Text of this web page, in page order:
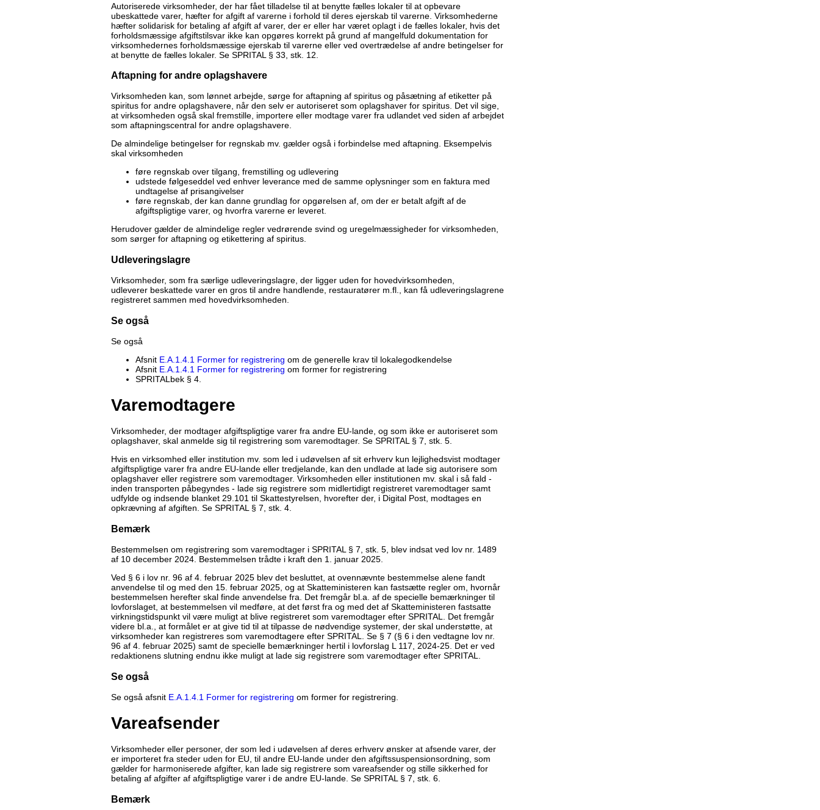
Autoriserede virksomheder, der har fået tilladelse til at benytte fælles lokaler til at opbevare
ubeskattede varer, hæfter for afgift af varerne i forhold til deres ejerskab til varerne. Virksomhederne
hæfter solidarisk for betaling af afgift af varer, der er eller har været oplagt i de fælles lokaler, hvis det
forholdsmæssige afgiftstilsvar ikke kan opgøres korrekt på grund af mangelfuld dokumentation for
virksomhedernes forholdsmæssige ejerskab til varerne eller ved overtrædelse af andre betingelser for
at benytte de fælles lokaler. Se SPRITAL § 33, stk. 12.
Aftapning for andre oplagshavere
Virksomheden kan, som lønnet arbejde, sørge for aftapning af spiritus og påsætning af etiketter på
spiritus for andre oplagshavere, når den selv er autoriseret som oplagshaver for spiritus. Det vil sige,
at virksomheden også skal fremstille, importere eller modtage varer fra udlandet ved siden af arbejdet
som aftapningscentral for andre oplagshavere.
De almindelige betingelser for regnskab mv. gælder også i forbindelse med aftapning. Eksempelvis
skal virksomheden
føre regnskab over tilgang, fremstilling og udlevering
udstede følgeseddel ved enhver leverance med de samme oplysninger som en faktura med
undtagelse af prisangivelser
føre regnskab, der kan danne grundlag for opgørelsen af, om der er betalt afgift af de
afgiftspligtige varer, og hvorfra varerne er leveret.
Herudover gælder de almindelige regler vedrørende svind og uregelmæssigheder for virksomheden,
som sørger for aftapning og etikettering af spiritus.
Udleveringslagre
Virksomheder, som fra særlige udleveringslagre, der ligger uden for hovedvirksomheden,
udleverer beskattede varer en gros til andre handlende, restauratører m.fl., kan få udleveringslagrene
registreret sammen med hovedvirksomheden.
Se også
Se også
Afsnit E.A.1.4.1 Former for registrering om de generelle krav til lokalegodkendelse
Afsnit E.A.1.4.1 Former for registrering om former for registrering
SPRITALbek § 4.
Varemodtagere
Virksomheder, der modtager afgiftspligtige varer fra andre EU-lande, og som ikke er autoriseret som
oplagshaver, skal anmelde sig til registrering som varemodtager. Se SPRITAL § 7, stk. 5.
Hvis en virksomhed eller institution mv. som led i udøvelsen af sit erhverv kun lejlighedsvist modtager
afgiftspligtige varer fra andre EU-lande eller tredjelande, kan den undlade at lade sig autorisere som
oplagshaver eller registrere som varemodtager. Virksomheden eller institutionen mv. skal i så fald -
inden transporten påbegyndes - lade sig registrere som midlertidigt registreret varemodtager samt
udfylde og indsende blanket 29.101 til Skattestyrelsen, hvorefter der, i Digital Post, modtages en
opkrævning af afgiften. Se SPRITAL § 7, stk. 4.
Bemærk
Bestemmelsen om registrering som varemodtager i SPRITAL § 7, stk. 5, blev indsat ved lov nr. 1489
af 10 december 2024. Bestemmelsen trådte i kraft den 1. januar 2025.
Ved § 6 i lov nr. 96 af 4. februar 2025 blev det besluttet, at ovennævnte bestemmelse alene fandt
anvendelse til og med den 15. februar 2025, og at Skatteministeren kan fastsætte regler om, hvornår
bestemmelsen herefter skal finde anvendelse fra. Det fremgår bl.a. af de specielle bemærkninger til
lovforslaget, at bestemmelsen vil medføre, at det først fra og med det af Skatteministeren fastsatte
virkningstidspunkt vil være muligt at blive registreret som varemodtager efter SPRITAL. Det fremgår
videre bl.a., at formålet er at give tid til at tilpasse de nødvendige systemer, der skal understøtte, at
virksomheder kan registreres som varemodtagere efter SPRITAL. Se § 7 (§ 6 i den vedtagne lov nr.
96 af 4. februar 2025) samt de specielle bemærkninger hertil i lovforslag L 117, 2024-25. Det er ved
redaktionens slutning endnu ikke muligt at lade sig registrere som varemodtager efter SPRITAL.
Se også
Se også afsnit E.A.1.4.1 Former for registrering om former for registrering.
Vareafsender
Virksomheder eller personer, der som led i udøvelsen af deres erhverv ønsker at afsende varer, der
er importeret fra steder uden for EU, til andre EU-lande under den afgiftssuspensionsordning, som
gælder for harmoniserede afgifter, kan lade sig registrere som vareafsender og stille sikkerhed for
betaling af afgifter af afgiftspligtige varer i de andre EU-lande. Se SPRITAL § 7, stk. 6.
Bemærk